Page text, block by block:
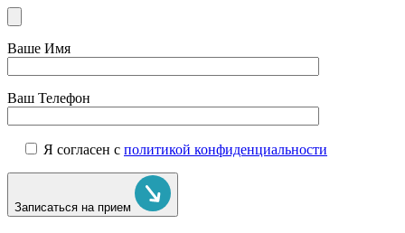
Ваше Имя
Ваш Телефон
Я согласен с политикой конфиденциальности
Записаться на прием